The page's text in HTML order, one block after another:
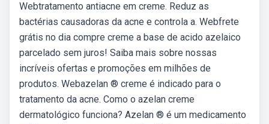
Webtratamento antiacne em creme. Reduz as
bactérias causadoras da acne e controla a. Webfrete
grátis no dia compre creme a base de acido azelaico
parcelado sem juros! Saiba mais sobre nossas
incríveis ofertas e promoções em milhões de
produtos. Webazelan ® creme é indicado para o
tratamento da acne. Como o azelan creme
dermatológico funciona? Azelan ® é um medicamento